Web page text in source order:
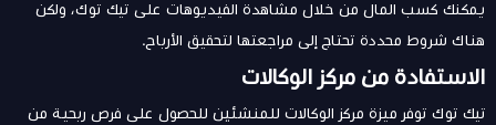
يمكنك كسب المال من خلال مشاهدة الفيديوهات على تيك توك، ولكن
هناك شروط محددة تحتاج إلى مراجعتها لتحقيق الأرباح.
الاستفادة من مركز الوكالات
تيك توك توفر ميزة مركز الوكالات للمنشئين للحصول على فرص ربحية من